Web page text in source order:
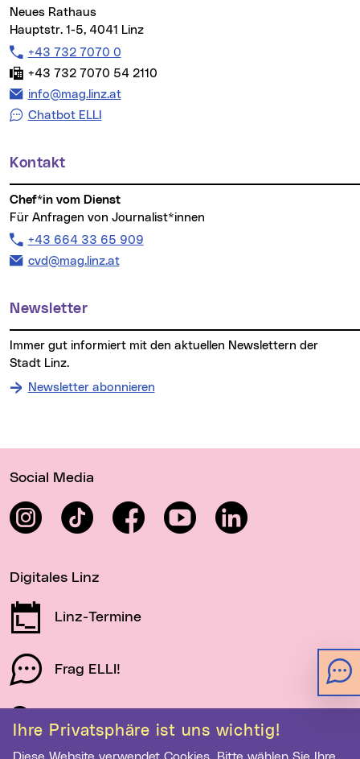
Ihre Privatsphäre ist uns wichtig!
Neues Rathaus
Hauptstr. 1-5, 4041 Linz
Telefon:
+43 732 7070 0
Fax:
+43 732 7070 54 2110
E-Mail Adresse:
info@mag.linz.at
Chatbot ELLI
Kontakt
Chef*in vom Dienst
Für Anfragen von Journalist*innen
Telefon:
+43 664 33 65 909
E-Mail Adresse:
cvd@mag.linz.at
Newsletter
Stadt Linz.
Newsletter abonnieren
Social Media
InstagramTikTok FacebookYouTube LinkedIn
Digitales Linz
Linz-Termine
Frag ELLI!
Schau auf Linz